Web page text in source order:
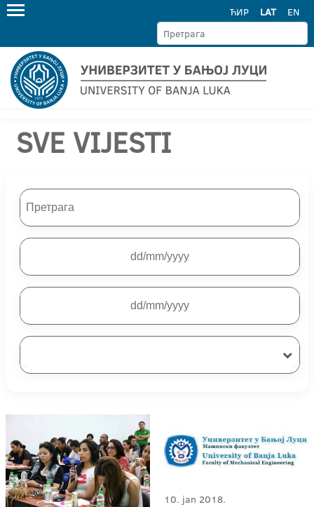
ЋИР LAT EN
SVE VIJESTI
10. jan 2018.